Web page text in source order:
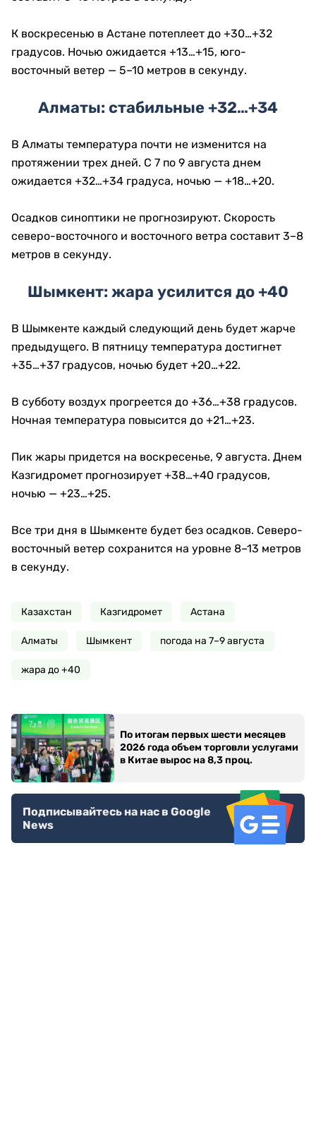
К воскресенью в Астане потеплеет до +30…+32
градусов. Ночью ожидается +13…+15, юго-
восточный ветер — 5–10 метров в секунду.
Алматы: стабильные +32…+34
В Алматы температура почти не изменится на
протяжении трех дней. С 7 по 9 августа днем
ожидается +32…+34 градуса, ночью — +18…+20.
Осадков синоптики не прогнозируют. Скорость
северо-восточного и восточного ветра составит 3–8
метров в секунду.
Шымкент: жара усилится до +40
В Шымкенте каждый следующий день будет жарче
предыдущего. В пятницу температура достигнет
+35…+37 градусов, ночью будет +20…+22.
В субботу воздух прогреется до +36…+38 градусов.
Ночная температура повысится до +21…+23.
Пик жары придется на воскресенье, 9 августа. Днем
Казгидромет прогнозирует +38…+40 градусов,
ночью — +23…+25.
Все три дня в Шымкенте будет без осадков. Северо-
восточный ветер сохранится на уровне 8–13 метров
в секунду.
Казахстан Казгидромет Астана
Алматы Шымкент погода на 7–9 августа
жара до +40
По итогам первых шести месяцев
2026 года объем торговли услугами
в Китае вырос на 8,3 проц.
Подписывайтесь на нас в Google
News